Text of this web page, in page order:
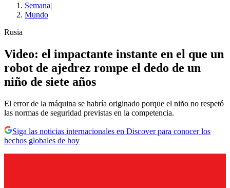
Semana|
Mundo
Rusia
Video: el impactante instante en el que un
robot de ajedrez rompe el dedo de un
niño de siete años
El error de la máquina se habría originado porque el niño no respetó
las normas de seguridad previstas en la competencia.
Siga las noticias internacionales en Discover para conocer los
hechos globales de hoy